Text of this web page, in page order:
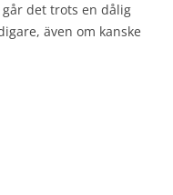
det trots en dålig
även om kanske